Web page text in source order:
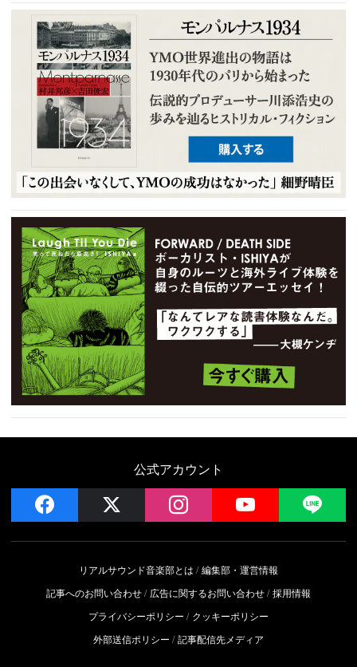
公式アカウント
facebook instagram YouTube
リアルサウンド音楽部とは
編集部・運営情報
記事へのお問い合わせ
広告に関するお問い合わせ 採用情報
プライバシーポリシー
クッキーポリシー
外部送信ポリシー
記事配信先メディア